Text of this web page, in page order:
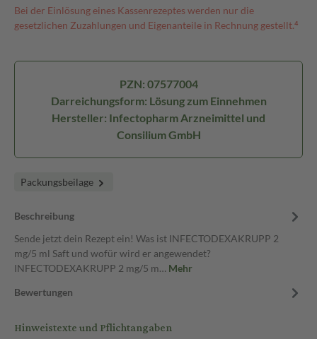
Bei der Einlösung eines Kassenrezeptes werden nur die
gesetzlichen Zuzahlungen und Eigenanteile in Rechnung gestellt.⁴
PZN: 07577004
Darreichungsform: Lösung zum Einnehmen
Hersteller: Infectopharm Arzneimittel und
Consilium GmbH
Packungsbeilage
Beschreibung
Sende jetzt dein Rezept ein! Was ist INFECTODEXAKRUPP 2
mg/5 ml Saft und wofür wird er angewendet?
INFECTODEXAKRUPP 2 mg/5 m… Mehr
Bewertungen
Hinweistexte und Pflichtangaben